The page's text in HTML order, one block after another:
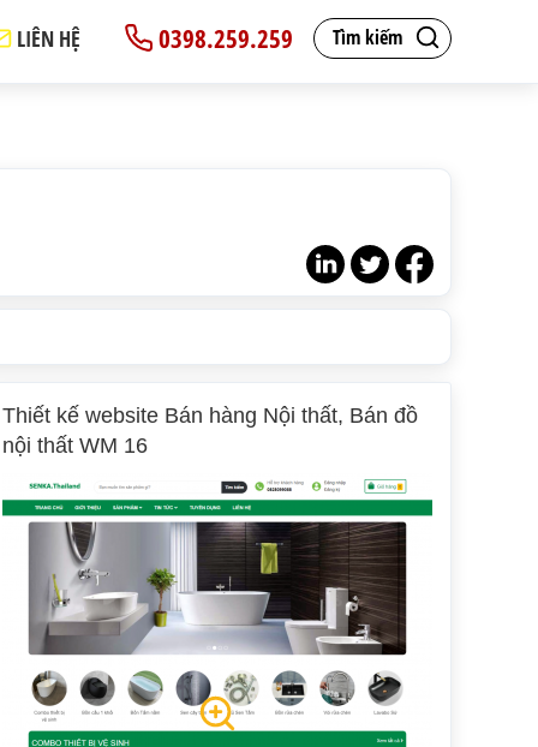
Tìm kiếm
0398.259.259
LIÊN HỆ
Thiết kế website Bán hàng Nội thất, Bán đồ
nội thất WM 16